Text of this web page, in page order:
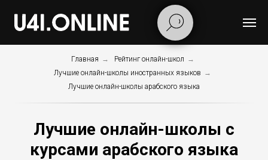
Главная → Рейтинг онлайн-школ →
Лучшие онлайн-школы иностранных языков →
Лучшие онлайн-школы арабского языка
Лучшие онлайн-школы с
курсами арабского языка